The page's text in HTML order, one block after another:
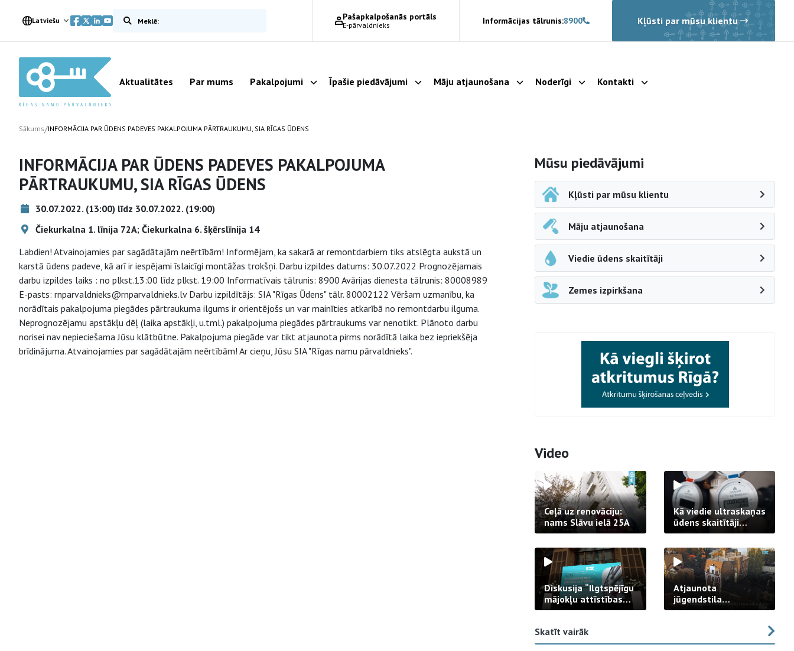
Latviešu Meklēt vietnē Pašapkalpošanās portāls
E-pārvaldnieks Informācijas tālrunis:8900 Kļūsti par mūsu klientu
Aktualitātes Par mums Pakalpojumi Parādīt apakšizvēlni
Īpašie piedāvājumi Parādīt apakšizvēlni
Māju atjaunošana Parādīt apakšizvēlni
Noderīgi Parādīt apakšizvēlni
Kontakti Parādīt apakšizvēlni
Sākums/INFORMĀCIJA PAR ŪDENS PADEVES PAKALPOJUMA PĀRTRAUKUMU, SIA RĪGAS ŪDENS
INFORMĀCIJA PAR ŪDENS PADEVES PAKALPOJUMA
PĀRTRAUKUMU, SIA RĪGAS ŪDENS
30.07.2022. (13:00) līdz 30.07.2022. (19:00)
Čiekurkalna 1. līnija 72A; Čiekurkalna 6. šķērslīnija 14
Labdien! Atvainojamies par sagādātajām neērtībām! Informējam, ka sakarā ar remontdarbiem tiks atslēgta aukstā un
karstā ūdens padeve, kā arī ir iespējami īslaicīgi montāžas trokšņi. Darbu izpildes datums: 30.07.2022 Prognozējamais
darbu izpildes laiks : no plkst.13:00 līdz plkst. 19:00 Informatīvais tālrunis: 8900 Avārijas dienesta tālrunis: 80008989
E-pasts: rnparvaldnieks@rnparvaldnieks.lv Darbu izpildītājs: SIA "Rīgas Ūdens" tālr. 80002122 Vēršam uzmanību, ka
norādītais pakalpojuma piegādes pārtraukuma ilgums ir orientējošs un var mainīties atkarībā no remontdarbu ilguma.
Neprognozējamu apstākļu dēļ (laika apstākļi, u.tml.) pakalpojuma piegādes pārtraukums var nenotikt. Plānoto darbu
norisei nav nepieciešama Jūsu klātbūtne. Pakalpojuma piegāde var tikt atjaunota pirms norādītā laika bez iepriekšēja
brīdinājuma. Atvainojamies par sagādātajām neērtībām! Ar cieņu, Jūsu SIA "Rīgas namu pārvaldnieks".
Sāna navigācija
Mūsu piedāvājumi
Kļūsti par mūsu klientu
Māju atjaunošana
Viedie ūdens skaitītāji
Zemes izpirkšana
Video
Ceļā uz renovāciju:
nams Slāvu ielā 25A
Kā viedie ultraskaņas
ūdens skaitītāji
strādā praksē
Diskusija “Ilgtspējīgu
mājokļu attīstības
izaicinājums”
Atjaunota
jūgendstila
arhitektūras pērles
Skatīt vairāk